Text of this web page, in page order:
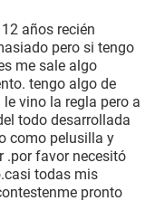
años recién
pero si tengo
me sale algo
tengo algo de
vino la regla pero a
todo desarrollada
como pelusilla y
.por favor necesitó
todas mis
pronto